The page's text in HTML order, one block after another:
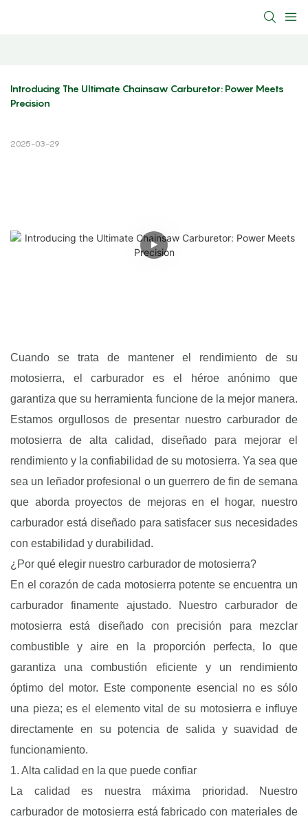
Introducing The Ultimate Chainsaw Carburetor: Power Meets
Precision
2025-03-29
Cuando se trata de mantener el rendimiento de su
motosierra, el carburador es el héroe anónimo que
garantiza que su herramienta funcione de la mejor manera.
Estamos orgullosos de presentar nuestro carburador de
motosierra de alta calidad, diseñado para mejorar el
rendimiento y la confiabilidad de su motosierra. Ya sea que
sea un leñador profesional o un guerrero de fin de semana
que aborda proyectos de mejoras en el hogar, nuestro
carburador está diseñado para satisfacer sus necesidades
con estabilidad y durabilidad.
¿Por qué elegir nuestro carburador de motosierra?
En el corazón de cada motosierra potente se encuentra un
carburador finamente ajustado. Nuestro carburador de
motosierra está diseñado con precisión para mezclar
combustible y aire en la proporción perfecta, lo que
garantiza una combustión eficiente y un rendimiento
óptimo del motor. Este componente esencial no es sólo
una pieza; es el elemento vital de su motosierra e influye
directamente en su potencia de salida y suavidad de
funcionamiento.
1. Alta calidad en la que puede confiar
La calidad es nuestra máxima prioridad. Nuestro
carburador de motosierra está fabricado con materiales de